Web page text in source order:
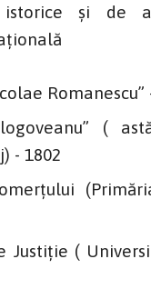
istorice și de
Romanescu”
(
- 1802
Justiţie (